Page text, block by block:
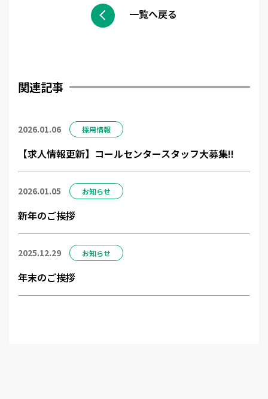
一覧へ戻る
関連記事
2026.01.06 採用情報
【求人情報更新】コールセンタースタッフ大募集!!
2026.01.05 お知らせ
新年のご挨拶
2025.12.29 お知らせ
年末のご挨拶